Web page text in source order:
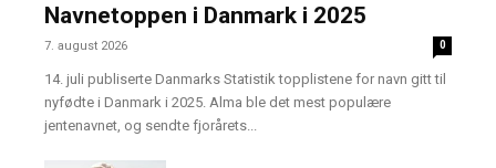
Navnetoppen i Danmark i 2025
7. august 2026 0
14. juli publiserte Danmarks Statistik topplistene for navn gitt til
nyfødte i Danmark i 2025. Alma ble det mest populære
jentenavnet, og sendte fjorårets...